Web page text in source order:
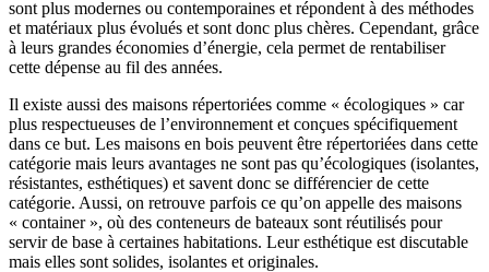
sont plus modernes ou contemporaines et répondent à des méthodes
et matériaux plus évolués et sont donc plus chères. Cependant, grâce
à leurs grandes économies d’énergie, cela permet de rentabiliser
cette dépense au fil des années.
Il existe aussi des maisons répertoriées comme « écologiques » car
plus respectueuses de l’environnement et conçues spécifiquement
dans ce but. Les maisons en bois peuvent être répertoriées dans cette
catégorie mais leurs avantages ne sont pas qu’écologiques (isolantes,
résistantes, esthétiques) et savent donc se différencier de cette
catégorie. Aussi, on retrouve parfois ce qu’on appelle des maisons
« container », où des conteneurs de bateaux sont réutilisés pour
servir de base à certaines habitations. Leur esthétique est discutable
mais elles sont solides, isolantes et originales.